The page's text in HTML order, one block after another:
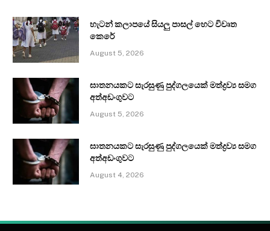
හැටන් කලාපයේ සියලු පාසල් හෙට විවෘත
කෙරේ
August 5, 2026
ඝාතනයකට සැරසුණු පුද්ගලයෙක් මත්ද්‍රව්‍ය සමග
අත්අඩංගුවට
August 5, 2026
ඝාතනයකට සැරසුණු පුද්ගලයෙක් මත්ද්‍රව්‍ය සමග
අත්අඩංගුවට
August 4, 2026